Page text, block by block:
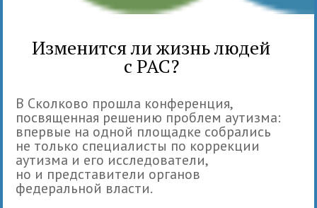
Изменится ли жизнь людей
с РАС?
В Сколково прошла конференция,
посвященная решению проблем аутизма:
впервые на одной площадке собрались
не только специалисты по коррекции
аутизма и его исследователи,
но и представители органов
федеральной власти.